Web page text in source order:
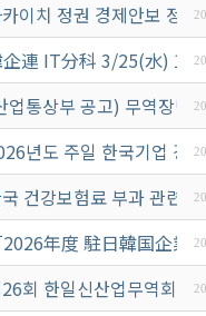
이치 정권 경제안보 정책
連 IT分科 3/25(水)
업통상부 공고) 무역장벽
년도 주일 한국기업 경
건강보험료 부과 관련
2026年度 駐日韓国企業
회 한일신산업무역회의